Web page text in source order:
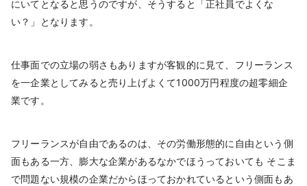
にいてとなると思うのですが、そうすると「正社員でよくな
い？」となります。
仕事面での立場の弱さもありますが客観的に見て、フリーランス
を一企業としてみると売り上げよくて1000万円程度の超零細企
業です。
フリーランスが自由であるのは、その労働形態的に自由という側
面もある一方、膨大な企業があるなかでほうっておいても そこま
で問題ない規模の企業だからほっておかれているという側面もあ